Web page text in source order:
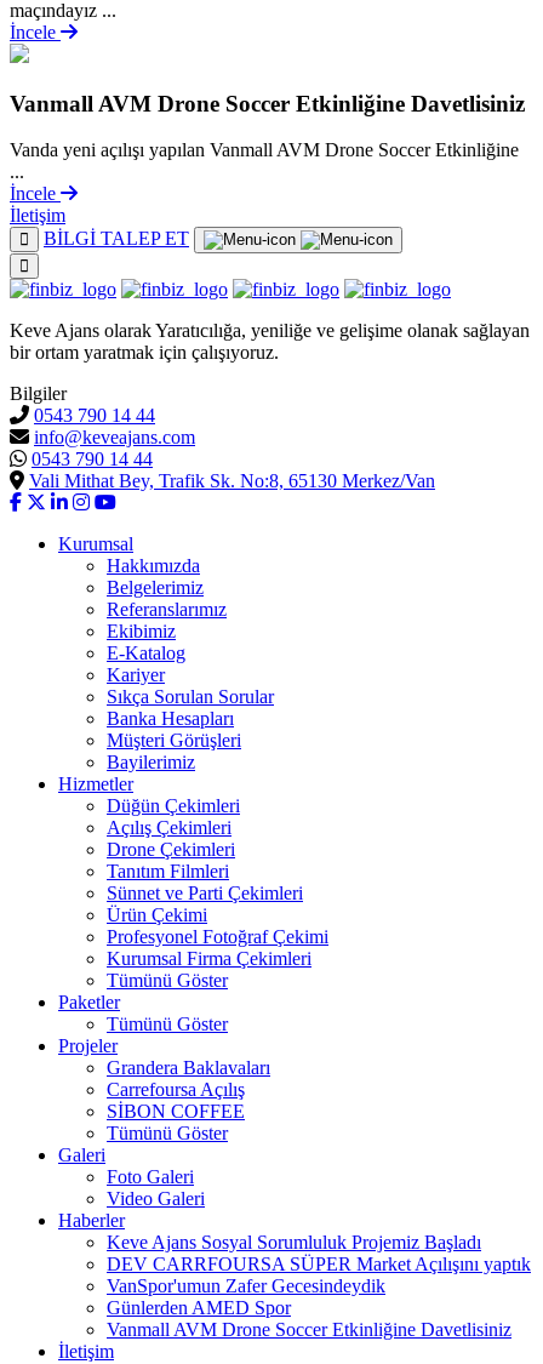
maçındayız ...
İncele
Vanmall AVM Drone Soccer Etkinliğine Davetlisiniz
Vanda yeni açılışı yapılan Vanmall AVM Drone Soccer Etkinliğine
...
İncele
İletişim
BİLGİ TALEP ET
Keve Ajans olarak Yaratıcılığa, yeniliğe ve gelişime olanak sağlayan
bir ortam yaratmak için çalışıyoruz.
Bilgiler
0543 790 14 44
info@keveajans.com
0543 790 14 44
Vali Mithat Bey, Trafik Sk. No:8, 65130 Merkez/Van
Kurumsal
Hakkımızda
Belgelerimiz
Referanslarımız
Ekibimiz
E-Katalog
Kariyer
Sıkça Sorulan Sorular
Banka Hesapları
Müşteri Görüşleri
Bayilerimiz
Hizmetler
Düğün Çekimleri
Açılış Çekimleri
Drone Çekimleri
Tanıtım Filmleri
Sünnet ve Parti Çekimleri
Ürün Çekimi
Profesyonel Fotoğraf Çekimi
Kurumsal Firma Çekimleri
Tümünü Göster
Paketler
Tümünü Göster
Projeler
Grandera Baklavaları
Carrefoursa Açılış
SİBON COFFEE
Tümünü Göster
Galeri
Foto Galeri
Video Galeri
Haberler
Keve Ajans Sosyal Sorumluluk Projemiz Başladı
DEV CARRFOURSA SÜPER Market Açılışını yaptık
VanSpor'umun Zafer Gecesindeydik
Günlerden AMED Spor
Vanmall AVM Drone Soccer Etkinliğine Davetlisiniz
İletişim